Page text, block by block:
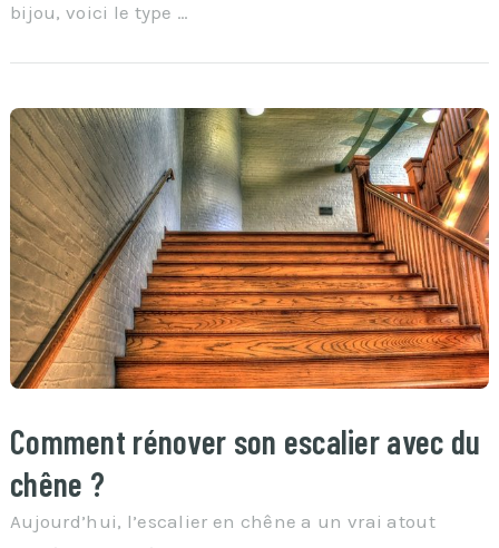
bijou, voici le type …
Comment rénover son escalier avec du
chêne ?
Aujourd’hui, l’escalier en chêne a un vrai atout